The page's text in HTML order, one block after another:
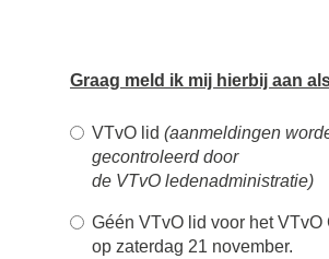
Graag meld ik mij hierbij aan
VTvO lid (aanmeldingen
gecontroleerd door
de VTvO ledenadministratie)
Géén VTvO lid voor het VTvO
op zaterdag 21 november.